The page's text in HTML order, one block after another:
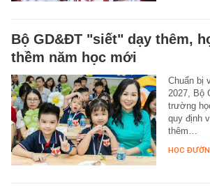
Bộ GD&ĐT "siết" dạy thêm,
thềm năm học mới
Chuẩn bị
2027, Bộ
trường
quy định
thêm…
HỌC